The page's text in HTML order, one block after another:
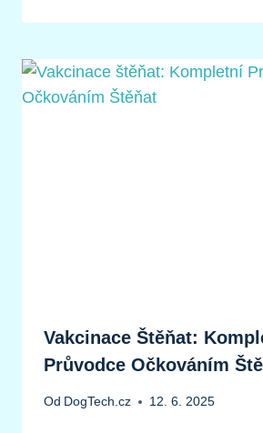
Vakcinace Štěňat:
Průvodce Očkováním
Od DogTech.cz 12. 6. 2025